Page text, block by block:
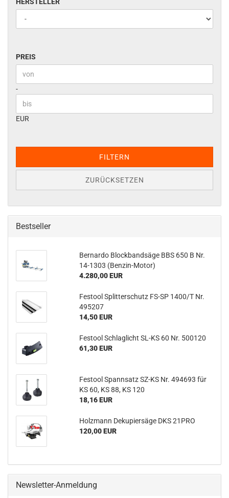
PREIS
PREIS
Preis bis
-
EUR
FILTERN
ZURÜCKSETZEN
Bestseller
Bernardo Blockbandsäge BBS 650 B Nr.
14-1303 (Benzin-Motor)
4.280,00 EUR
Festool Splitterschutz FS-SP 1400/T Nr.
495207
14,50 EUR
Festool Schlaglicht SL-KS 60 Nr. 500120
61,30 EUR
Festool Spannsatz SZ-KS Nr. 494693 für
KS 60, KS 88, KS 120
18,16 EUR
Holzmann Dekupiersäge DKS 21PRO
120,00 EUR
Newsletter-Anmeldung